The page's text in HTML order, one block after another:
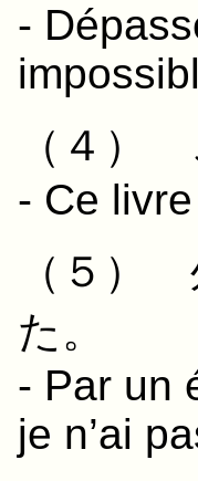
-
（４）
- Ce
（５）
た 。
- Par un
je n’ai